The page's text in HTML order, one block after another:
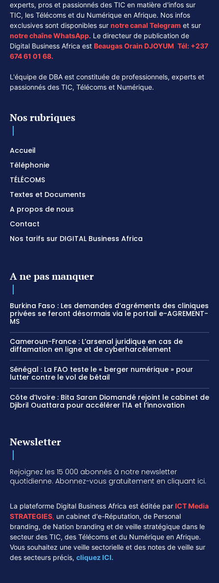
experts, pros et passionnés des TIC en matière d'infos sur
TIC, les Télécoms et du Numérique en Afrique. Nos infos
exclusives sont disponibles sur notre canal Telegram et sur
notre chaîneWhatsApp. Le directeur de publication de
Digital Business Africa est Beaugas Orain DJOYUM. Tél: +237
674 61 01 68.
L'équipe de DBA est constituée de professionnels, experts et
passionnés des TIC, Télécoms et Numérique.
Nos rubriques
Accueil
Téléphonie
TÉLÉCOMS
Textes et Documents
A propos de nous
Contact
Nos tarifs sur DIGITAL Business Africa
A ne pas manquer
Burkina Faso : Les demandes d’agréments des cliniques
privées se feront désormais via le portail e-AGREMENT-
MS
Cameroun-France : L’arsenal juridique en cas de
diffamation en ligne et de cyberharcèlement
Sénégal : La FAO teste le « berger numérique » pour
lutter contre le vol de bétail
Côte d’Ivoire : Bita Saran Diomandé rejoint le cabinet de
Djibril Ouattara pour accélérer l’IA et l’innovation
Newsletter
Rejoignez les 15 000 abonnés à notre newsletter
quotidienne. Abonnez-vous gratuitement en cliquant ici.
La plateforme Digital Business Africa est éditée par ICT Media
STRATEGIES, un cabinet d'e-Réputation, de Personal
branding, de Nation branding et de veille stratégique dans le
secteur des TIC, des Télécoms et du Numérique en Afrique.
Vous souhaitez une veille sectorielle et des notes de veille sur
des secteurs précis, cliquez ICI.